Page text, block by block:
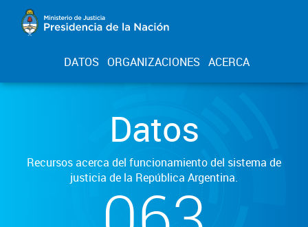
DATOS ORGANIZACIONES ACERCA
Datos
Recursos acerca del funcionamiento del sistema de
justicia de la República Argentina.